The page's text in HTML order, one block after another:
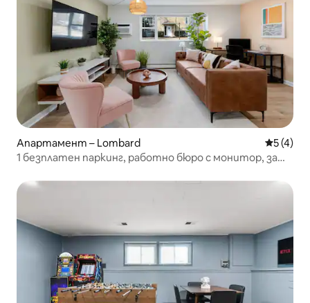
Апартамент – Lombard Средна
5 (4)
1 безплатен паркинг, работно бюро с монитор, за